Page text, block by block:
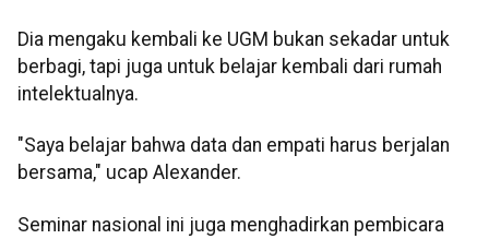
Dia mengaku kembali ke UGM bukan sekadar untuk
berbagi, tapi juga untuk belajar kembali dari rumah
intelektualnya.
"Saya belajar bahwa data dan empati harus berjalan
bersama," ucap Alexander.
Seminar nasional ini juga menghadirkan pembicara